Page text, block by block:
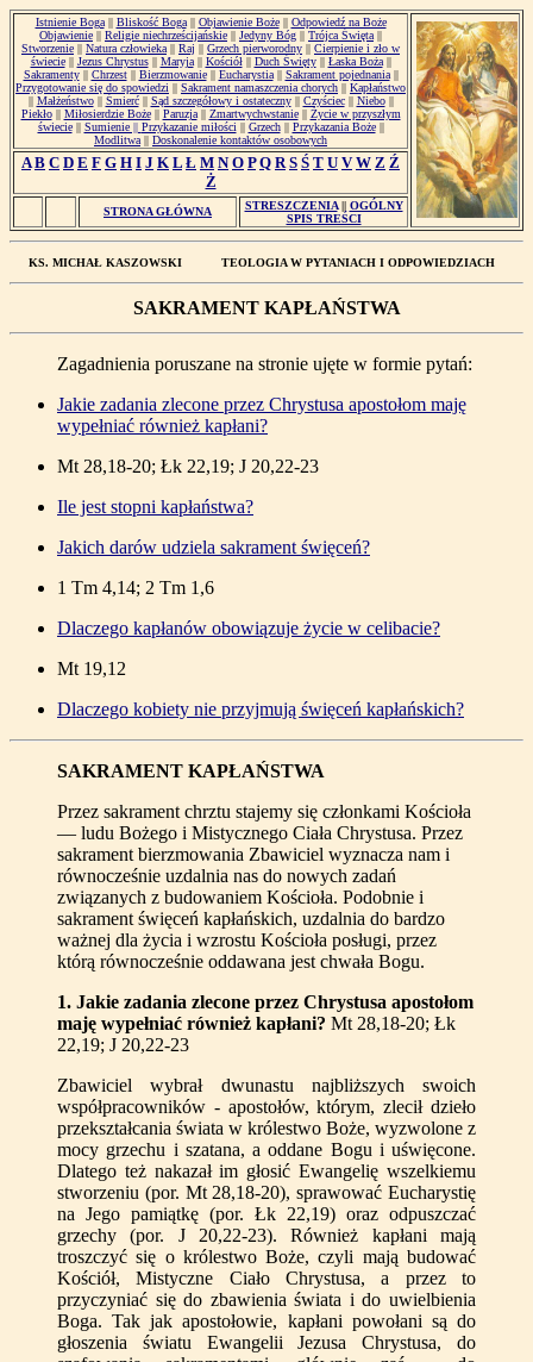
Istnienie Boga|| Bliskość Boga|| Objawienie Boże|| Odpowiedź na Boże
Objawienie || Religie niechrześcijańskie || Jedyny Bóg || Trójca Święta ||
Stworzenie || Natura człowieka || Raj || Grzech pierworodny || Cierpienie i zło w
świecie|| Jezus Chrystus|| Maryja|| Kościół|| Duch Święty|| Łaska Boża||
Sakramenty|| Chrzest|| Bierzmowanie|| Eucharystia|| Sakrament pojednania||
Przygotowanie się do spowiedzi || Sakrament namaszczenia chorych || Kapłaństwo
|| Małżeństwo|| Śmierć|| Sąd szczegółowy i ostateczny|| Czyściec|| Niebo||
Piekło|| Miłosierdzie Boże|| Paruzja|| Zmartwychwstanie|| Życie w przyszłym
świecie|| Sumienie || Przykazanie miłości || Grzech|| Przykazania Boże||
Modlitwa || Doskonalenie kontaktów osobowych
A B C D E F G H I J K L Ł M N O P Q R S Ś T U V W Z Ź
Ż
STRONA GŁÓWNA STRESZCZENIA|| OGÓLNY
SPIS TREŚCI
KS. MICHAŁ KASZOWSKI TEOLOGIA W PYTANIACH I ODPOWIEDZIACH
SAKRAMENT KAPŁAŃSTWA
Zagadnienia poruszane na stronie ujęte w formie pytań:
Jakie zadania zlecone przez Chrystusa apostołom maję
wypełniać również kapłani?
Mt 28,18-20; Łk 22,19; J 20,22-23
Ile jest stopni kapłaństwa?
Jakich darów udziela sakrament święceń?
1 Tm 4,14; 2 Tm 1,6
Dlaczego kapłanów obowiązuje życie w celibacie?
Mt 19,12
Dlaczego kobiety nie przyjmują święceń kapłańskich?
SAKRAMENT KAPŁAŃSTWA
Przez sakrament chrztu stajemy się członkami Kościoła
— ludu Bożego i Mistycznego Ciała Chrystusa. Przez
sakrament bierzmowania Zbawiciel wyznacza nam i
równocześnie uzdalnia nas do nowych zadań
związanych z budowaniem Kościoła. Podobnie i
sakrament święceń kapłańskich, uzdalnia do bardzo
ważnej dla życia i wzrostu Kościoła posługi, przez
którą równocześnie oddawana jest chwała Bogu.
1. Jakie zadania zlecone przez Chrystusa apostołom
maję wypełniać również kapłani? Mt 28,18-20; Łk
22,19; J 20,22-23
Zbawiciel wybrał dwunastu najbliższych swoich
współpracowników - apostołów, którym, zlecił dzieło
przekształcania świata w królestwo Boże, wyzwolone z
mocy grzechu i szatana, a oddane Bogu i uświęcone.
Dlatego też nakazał im głosić Ewangelię wszelkiemu
stworzeniu (por. Mt 28,18-20), sprawować Eucharystię
na Jego pamiątkę (por. Łk 22,19) oraz odpuszczać
grzechy (por. J 20,22-23). Również kapłani mają
troszczyć się o królestwo Boże, czyli mają budować
Kościół, Mistyczne Ciało Chrystusa, a przez to
przyczyniać się do zbawienia świata i do uwielbienia
Boga. Tak jak apostołowie, kapłani powołani są do
głoszenia światu Ewangelii Jezusa Chrystusa, do